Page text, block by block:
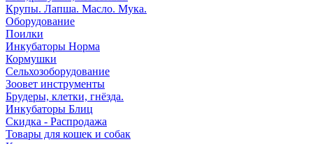
Крупы. Лапша. Масло. Мука.
Оборудование
Поилки
Инкубаторы Норма
Кормушки
Сельхозоборудование
Зоовет инструменты
Брудеры, клетки, гнёзда.
Инкубаторы Блиц
Скидка - Распродажа
Товары для кошек и собак